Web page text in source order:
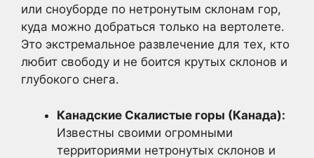
или сноуборде по нетронутым склонам гор,
куда можно добраться только на вертолете.
Это экстремальное развлечение для тех, кто
любит свободу и не боится крутых склонов и
глубокого снега.
Канадские Скалистые горы (Канада):
Известны своими огромными
территориями нетронутых склонов и